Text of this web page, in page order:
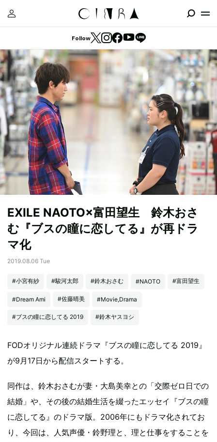
Follow
EXILE NAOTO×富田望生 鈴木おさ
む『ブスの瞳に恋してる』が再ドラ
マ化
2019.08.06 Tue
#小宮有紗 #駿河太郎 #鈴木おさむ #NAOTO #富田望生
#Dream Ami #佐藤晴美 #Movie,Drama
#ブスの瞳に恋してる 2019 #鈴木ヤスヨシ
FODオリジナル連続ドラマ『ブスの瞳に恋してる 2019』
が9月17日から配信スタートする。
同作は、鈴木おさむが妻・大島美幸との「交際ゼロ日での
結婚」や、その後の結婚生活を綴ったエッセイ『ブスの瞳
に恋してる』のドラマ版。2006年にもドラマ化されてお
り、今回は、人気声優・鈴野理と、理と仕事をすることを